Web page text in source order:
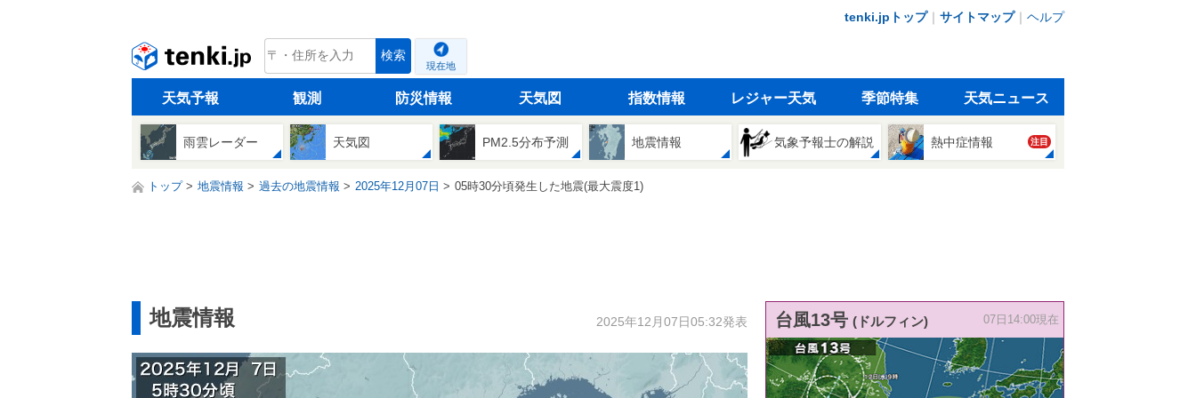
tenki.jpトップ｜ サイトマップ｜ ヘルプ
tenki.jp 検索
現在地
天気予報 観測 防災情報 天気図 指数情報 レジャー天気 季節特集 天気ニュース
雨雲レーダー 天気図 PM2.5分布予測 地震情報 気象予報士の解説 熱中症情報 注目
トップ 地震情報 過去の地震情報 2025年12月07日 05時30分頃発生した地震(最大震度1)
地震情報 2025年12月07日05:32発表 台風13号 (ドルフィン) 07日14:00現在